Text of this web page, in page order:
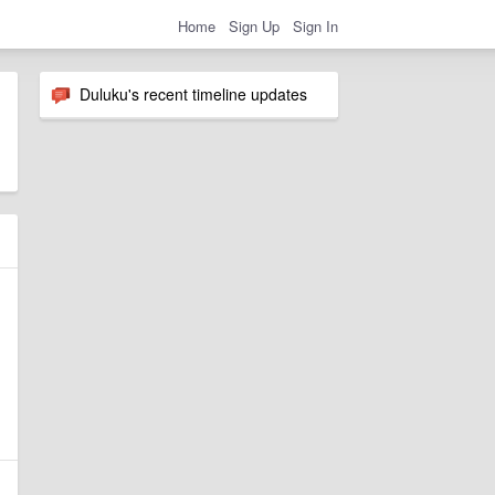
Home Sign Up Sign In
Duluku's recent timeline updates